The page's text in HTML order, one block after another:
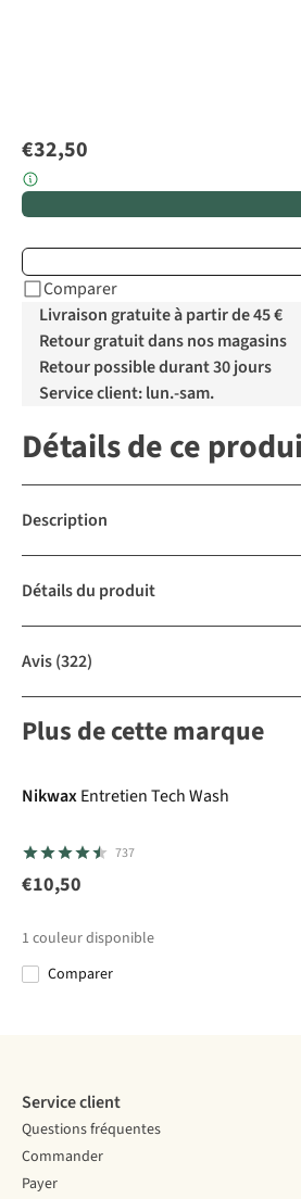
€32,50
Comparer
Livraison gratuite à partir de 45 €
Retour gratuit dans nos magasins
Retour possible durant 30 jours
Service client: lun.-sam.
Détails de ce
Description
Détails du produit
Avis(322)
Plus de cette marque
NikwaxEntretien Tech Wash
737
€10,50
1 couleur disponible
Comparer
Service client
Questions fréquentes
Commander
Payer